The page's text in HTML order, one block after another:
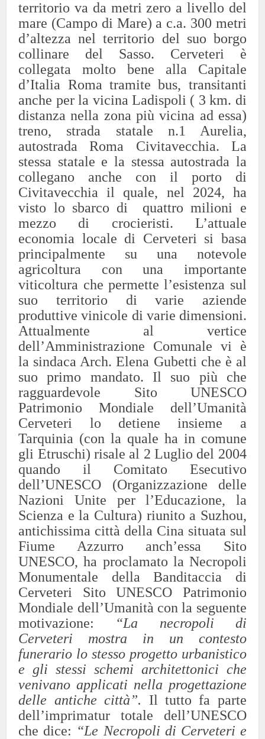
territorio va da metri zero a livello del
mare (Campo di Mare) a c.a. 300 metri
d’altezza nel territorio del suo borgo
collinare del Sasso. Cerveteri è
collegata molto bene alla Capitale
d’Italia Roma tramite bus, transitanti
anche per la vicina Ladispoli ( 3 km. di
distanza nella zona più vicina ad essa)
treno, strada statale n.1 Aurelia,
autostrada Roma Civitavecchia. La
stessa statale e la stessa autostrada la
collegano anche con il porto di
Civitavecchia il quale, nel 2024, ha
visto lo sbarco di quattro milioni e
mezzo di crocieristi. L’attuale
economia locale di Cerveteri si basa
principalmente su una notevole
agricoltura con una importante
viticoltura che permette l’esistenza sul
suo territorio di varie aziende
produttive vinicole di varie dimensioni.
Attualmente al vertice
dell’Amministrazione Comunale vi è
la sindaca Arch. Elena Gubetti che è al
suo primo mandato. Il suo più che
ragguardevole Sito UNESCO
Patrimonio Mondiale dell’Umanità
Cerveteri lo detiene insieme a
Tarquinia (con la quale ha in comune
gli Etruschi) risale al 2 Luglio del 2004
quando il Comitato Esecutivo
dell’UNESCO (Organizzazione delle
Nazioni Unite per l’Educazione, la
Scienza e la Cultura) riunito a Suzhou,
antichissima città della Cina situata sul
Fiume Azzurro anch’essa Sito
UNESCO, ha proclamato la Necropoli
Monumentale della Banditaccia di
Cerveteri Sito UNESCO Patrimonio
Mondiale dell’Umanità con la seguente
motivazione: “La necropoli di
Cerveteri mostra in un contesto
funerario lo stesso progetto urbanistico
e gli stessi schemi architettonici che
venivano applicati nella progettazione
delle antiche città”. Il tutto fa parte
dell’imprimatur totale dell’UNESCO
che dice: “Le Necropoli di Cerveteri e